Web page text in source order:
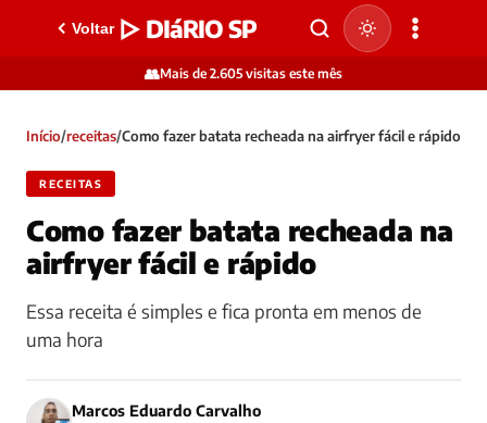
Voltar ▷ DIáRIO SP
👥Mais de 2.605 visitas este mês
Início/receitas/Como fazer batata recheada na airfryer fácil e rápido
RECEITAS
Como fazer batata recheada na
airfryer fácil e rápido
Essa receita é simples e fica pronta em menos de
uma hora
Marcos Eduardo Carvalho